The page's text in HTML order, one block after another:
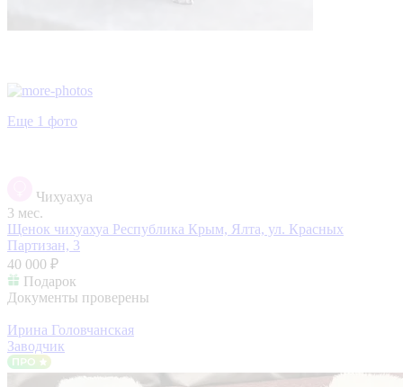
Еще 1 фото
Чихуахуа
3 мес.
Щенок чихуахуа Республика Крым, Ялта, ул. Красных
Партизан, 3
40 000 ₽
Подарок
Документы проверены
Ирина Головчанская
Заводчик